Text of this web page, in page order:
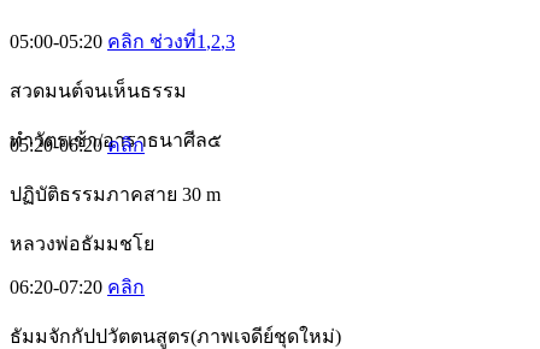
05:00-05:20 คลิก ช่วงที่1 ,2,3
สวดมนต์จนเห็นธรรม
ทำวัตรเช้า/อาราธนาศีล๕
05:20-06:20คลิก
ปฏิบัติธรรมภาคสาย 30 m
หลวงพ่อธัมมชโย
06:20-07:20 คลิก
ธัมมจักกัปปวัตตนสูตร(ภาพเจดีย์ชุดใหม่)